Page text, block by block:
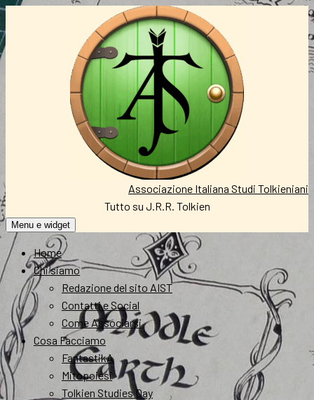
Vai
al
contenuto
Associazione Italiana Studi Tolkieniani
Tutto su J.R.R. Tolkien
Menu e widget
Home
Chi siamo
Redazione del sito AIST
Contatti e Social
Come Associarsi
Cosa Facciamo
FantastikA
Mitopoiesi
Tolkien Studies Day